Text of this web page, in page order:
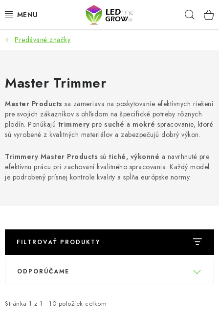
na
AKCIE
PRE AKVÁRIA
SMART GARDEN
Podmienky o ochrane osobných údajov
Predávané značky
Master Trimmer
Master Products sa zameriava na poskytovanie efektívnych riešení
pre svojich zákazníkov s ohľadom na špecifické potreby rôznych
plodín. Ponúkajú trimmery pre suché a mokré spracovanie, ktoré
sú vyrobené z kvalitných materiálov a zabezpečujú dobrý výkon.
Trimmery Master Products sú tiché, výkonné a navrhnuté pre
efektívnu prácu pri zachovaní kvalitného spracovania. Každý model
je podrobený prísnej kontrole kvality a spĺňa európske normy.
FILTROVAŤ PRODUKTY
V
i
Stránka 1 z 1 - 10 položiek celkom
R
e
ODPORÚČAME